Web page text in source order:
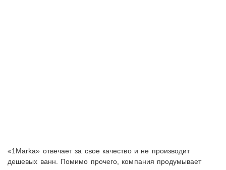
«1Marka» отвечает за свое качество и не производит
дешевых ванн. Помимо прочего, компания продумывает